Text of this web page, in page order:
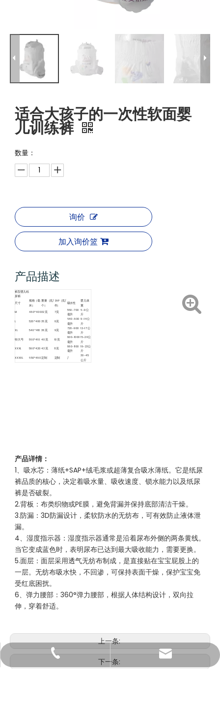
适合大孩子的一次性软面婴
儿训练裤
数量：
询价
加入询价篮
产品描述
裤型婴儿纸
尿裤
尺寸
规格（毫
米）
重量（克/
个）
SAP（克/
件）
吸水性
婴儿体
重
M
480*40032克 7克
560-700
毫升
6-9公
斤
L
520*400 35克 8克
640-800
毫升
9-14公
斤
XL
540*410 38克 9克
720-900
毫升
12-17公
斤
特大号
560*410 40克 10克
800-1000
毫升
15-20公
斤
XXXL
580*420 43克 11克
880-1100
毫升
18-23公
斤
XXXXL 650*480定制 定制 /
30-45
公斤
产品详情：
1、吸水芯：薄纸+SAP+绒毛浆或超薄复合吸水薄纸。它是纸尿
裤品质的核心，决定着吸水量、吸收速度、锁水能力以及纸尿
裤是否破裂。
2.背板：布类织物或PE膜，避免背漏并保持底部清洁干燥。
3.防漏：3D防漏设计，柔软防水的无纺布，可有效防止液体泄
漏。
4、湿度指示器：湿度指示器通常是沿着尿布外侧的两条黄线。
当它变成蓝色时，表明尿布已达到最大吸收能力，需要更换。
5.面层：面层采用透气无纺布制成，是直接贴在宝宝屁股上的
一层。无纺布吸水快，不回渗，可保持表面干燥，保护宝宝免
受红底困扰。
6、弹力腰部：360°弹力腰部，根据人体结构设计，双向拉
伸，穿着舒适。
上一条:
下一条:
15960500935
casoftdiaper@gmail.com